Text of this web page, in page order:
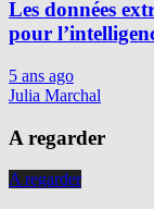
Les données
pour
5 ans ago
Julia Marchal
A regarder
A regarder